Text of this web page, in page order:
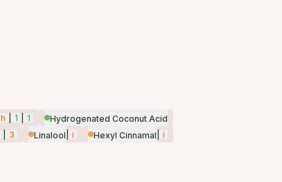
h 1 1
Hydrogenated Coconut Acid
3 Linalool i Hexyl Cinnamal
i